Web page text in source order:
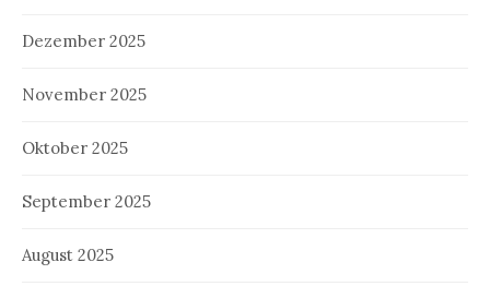
Dezember 2025
November 2025
Oktober 2025
September 2025
August 2025